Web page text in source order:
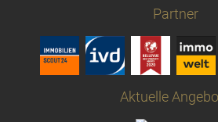
Partner
Aktuelle